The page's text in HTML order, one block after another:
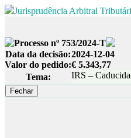
Jurisprudência Arbitral
Processo nº 753/2024-T
Data da decisão:2024-12-04
Valor do pedido:€ 5.343,77
Tema:
IRS –